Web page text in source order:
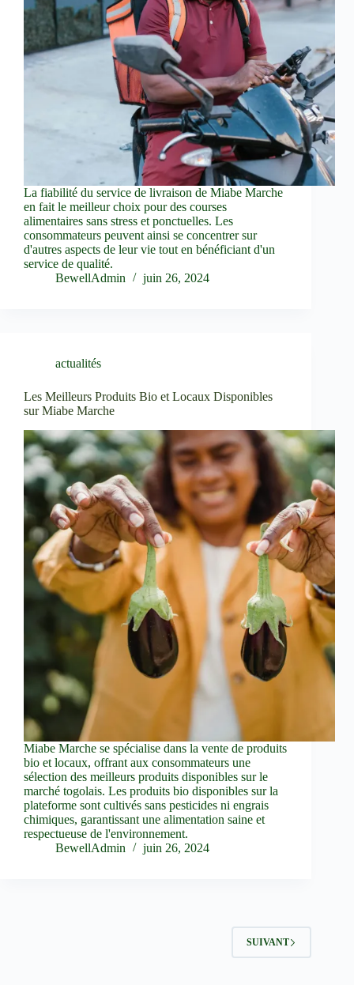
La fiabilité du service de livraison de Miabe Marche
en fait le meilleur choix pour des courses
alimentaires sans stress et ponctuelles. Les
consommateurs peuvent ainsi se concentrer sur
d'autres aspects de leur vie tout en bénéficiant d'un
service de qualité.
BewellAdmin
juin 26, 2024
actualités
Les Meilleurs Produits Bio et Locaux Disponibles
sur Miabe Marche
Miabe Marche se spécialise dans la vente de produits
bio et locaux, offrant aux consommateurs une
sélection des meilleurs produits disponibles sur le
marché togolais. Les produits bio disponibles sur la
plateforme sont cultivés sans pesticides ni engrais
chimiques, garantissant une alimentation saine et
respectueuse de l'environnement.
BewellAdmin
juin 26, 2024
SUIVANT